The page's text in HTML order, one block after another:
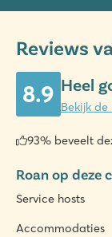
Reviews
8.9 Heel
Bekijk
93% beveelt
Roan op deze
Service hosts
Accommodaties